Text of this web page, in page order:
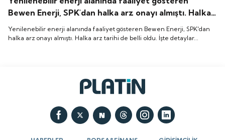
Bewen Enerji, SPK'dan halka arz onayı almıştı. Halka
arz tarihi de belli oldu. İşte detaylar...
Yenilenebilir enerji alanında faaliyet gösteren Bewen Enerji, SPK'dan
halka arz onayı almıştı. Halka arz tarihi de belli oldu. İşte detaylar...